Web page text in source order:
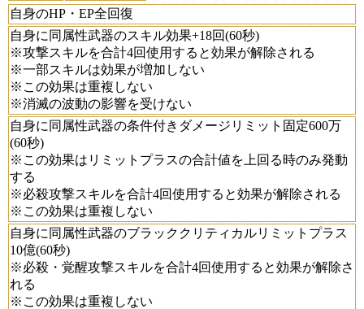
自身のHP・EP全回復
自身に同属性武器のスキル効果+18回(60秒)
※攻撃スキルを合計4回使用すると効果が解除される
※一部スキルは効果が増加しない
※この効果は重複しない
※消滅の波動の影響を受けない
自身に同属性武器の条件付きダメージリミット固定600万
(60秒)
※この効果はリミットプラスの合計値を上回る時のみ発動
する
※必殺攻撃スキルを合計4回使用すると効果が解除される
※この効果は重複しない
自身に同属性武器のブラッククリティカルリミットプラス
10億(60秒)
※必殺・覚醒攻撃スキルを合計4回使用すると効果が解除さ
れる
※この効果は重複しない